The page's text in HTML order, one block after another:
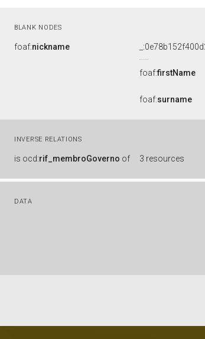
BLANK NODES
foaf:nickname
foaf:firstName
foaf:surname
INVERSE RELATIONS
is ocd:rif_membroGoverno of 3 resources
DATA